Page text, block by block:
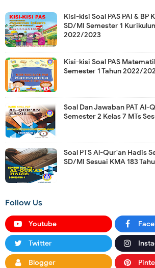
Kisi-kisi Soal PAS PAI & BP
SD/MI Semester 1
2022/2023
Kisi-kisi Soal PAS
Semester 1 Tahun 2022/
Soal Dan Jawaban PAT Al-
Semester 2 Kelas 7 MTs
Soal PTS Al-Qur'an Hadis
SD/MI Sesuai KMA 183
Follow Us
Youtube
Twitter
Blogger